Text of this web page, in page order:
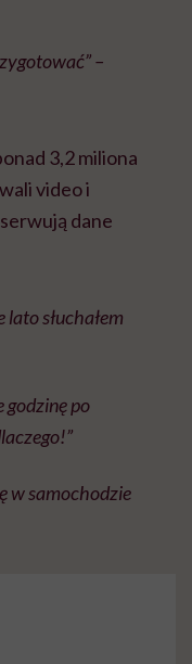
–
3,2 miliona
video i
dane
słuchałem
godzinę po
w samochodzie